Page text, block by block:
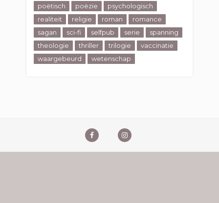
poëtisch
poëzie
psychologisch
realiteit
religie roman
romance
sagan
sci-fi selfpub serie
spanning
theologie
thriller trilogie
vaccinatie
waargebeurd
wetenschap